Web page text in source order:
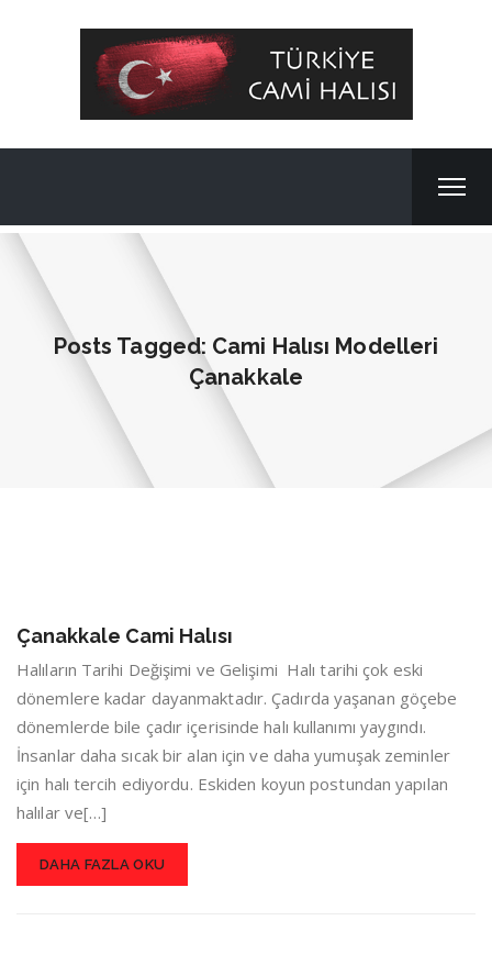
Posts Tagged: Cami Halısı Modelleri
Çanakkale
Çanakkale Cami Halısı
Halıların Tarihi Değişimi ve Gelişimi Halı tarihi çok eski
dönemlere kadar dayanmaktadır. Çadırda yaşanan göçebe
dönemlerde bile çadır içerisinde halı kullanımı yaygındı.
İnsanlar daha sıcak bir alan için ve daha yumuşak zeminler
için halı tercih ediyordu. Eskiden koyun postundan yapılan
halılar ve[…]
DAHA FAZLA OKU